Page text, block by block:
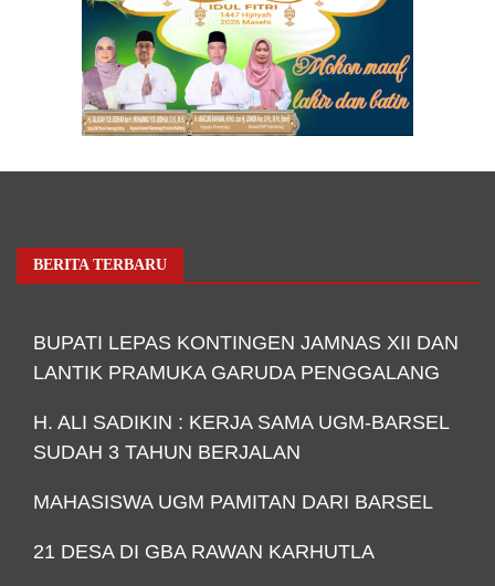
BERITA TERBARU
BUPATI LEPAS KONTINGEN JAMNAS XII DAN
LANTIK PRAMUKA GARUDA PENGGALANG
H. ALI SADIKIN : KERJA SAMA UGM-BARSEL
SUDAH 3 TAHUN BERJALAN
MAHASISWA UGM PAMITAN DARI BARSEL
21 DESA DI GBA RAWAN KARHUTLA